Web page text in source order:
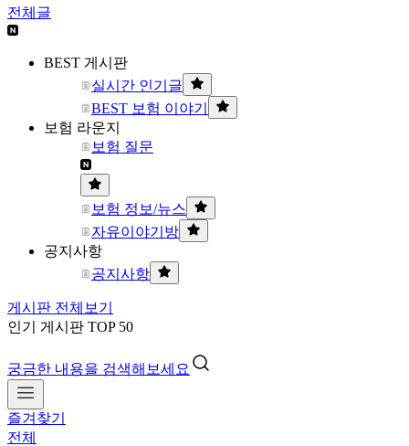
전체글
BEST 게시판
실시간 인기글
BEST 보험 이야기
보험 라운지
보험 질문
보험 정보/뉴스
자유이야기방
공지사항
공지사항
게시판 전체보기
인기 게시판 TOP 50
궁금한 내용을 검색해보세요
즐겨찾기
전체